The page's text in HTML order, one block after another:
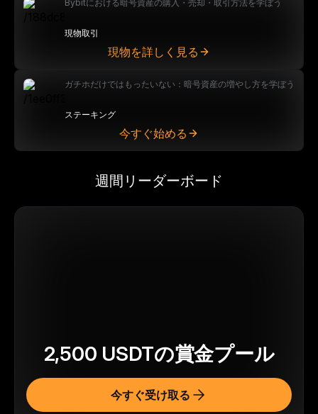
Bybitにおける暗号資産の購入・売却・取引方法を学ぼう
現物取引
現物を詳しく見る
ガチホだけではもったいない：暗号資産の増やし方を学ぼう
ステーキング
今すぐ始める
週間リーダーボード
2,500 USDTの賞金プール
今すぐ受け取る